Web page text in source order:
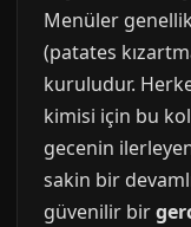
Menüler
(patates
kuruludur.
kimisi için bu
gecenin
sakin bir
güvenilir bir